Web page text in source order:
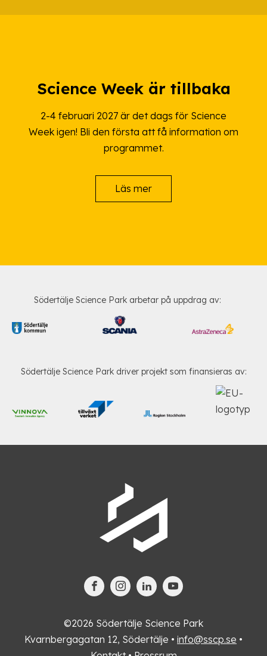
Science Week är tillbaka
2-4 februari 2027 är det dags för Science
Week igen! Bli den första att få information om
programmet.
Läs mer
Södertälje Science Park arbetar på uppdrag av:
Södertälje Science Park driver projekt som finansieras av:
©2026 Södertälje Science Park
Kvarnbergagatan 12, Södertälje • info@sscp.se •